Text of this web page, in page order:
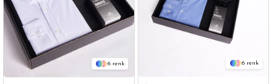
6 6